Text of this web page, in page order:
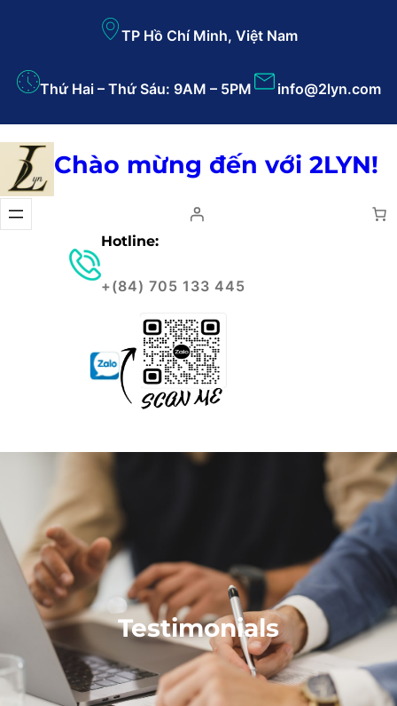
TP Hồ Chí Minh, Việt Nam
Thứ Hai – Thứ Sáu: 9AM – 5PM info@2lyn.com
Chào mừng đến với 2LYN!
Hotline:
+(84) 705 133 445
Testimonials